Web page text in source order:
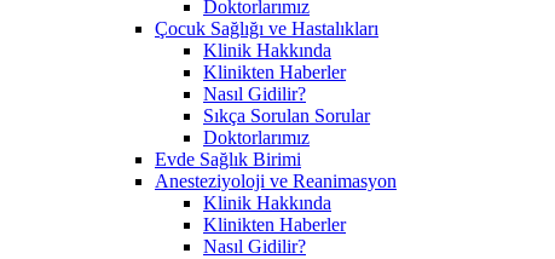
Doktorlarımız
Çocuk Sağlığı ve Hastalıkları
Klinik Hakkında
Klinikten Haberler
Nasıl Gidilir?
Sıkça Sorulan Sorular
Doktorlarımız
Evde Sağlık Birimi
Anesteziyoloji ve Reanimasyon
Klinik Hakkında
Klinikten Haberler
Nasıl Gidilir?